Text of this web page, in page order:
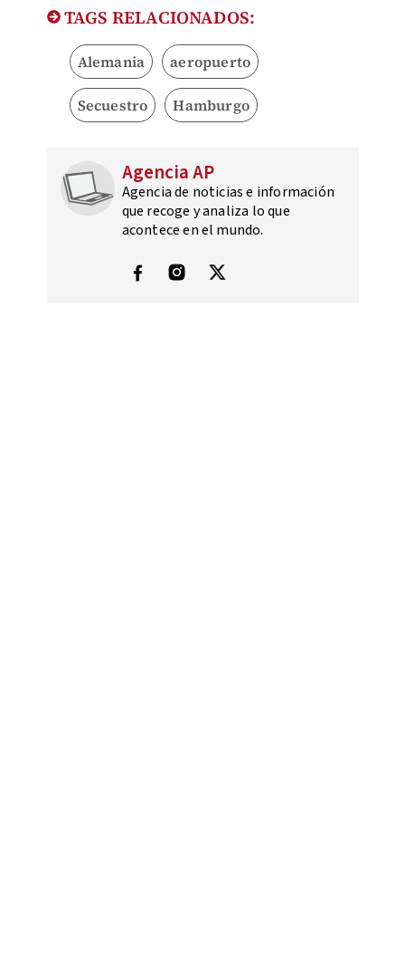
TAGS RELACIONADOS:
Alemania aeropuerto
Secuestro Hamburgo
Agencia AP
Agencia de noticias e información
que recoge y analiza lo que
acontece en el mundo.